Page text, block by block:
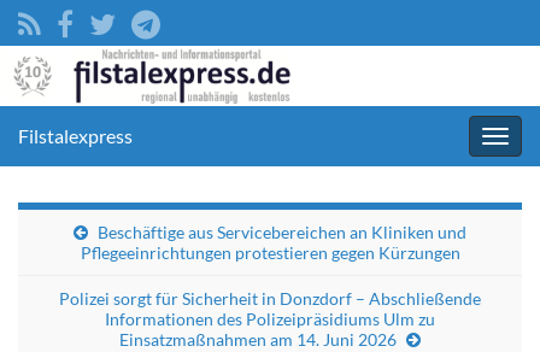
Filstalexpress
Beschäftige aus Servicebereichen an Kliniken und
Pflegeeinrichtungen protestieren gegen Kürzungen
Polizei sorgt für Sicherheit in Donzdorf – Abschließende
Informationen des Polizeipräsidiums Ulm zu
Einsatzmaßnahmen am 14. Juni 2026